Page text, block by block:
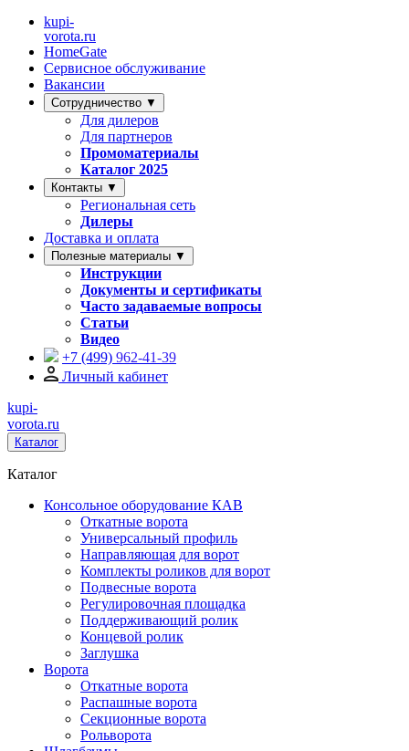
kupi-
vorota.ru
HomeGate
Сервисное обслуживание
Вакансии
Сотрудничество ▼
Для дилеров
Для партнеров
Промоматериалы
Каталог 2025
Контакты ▼
Региональная сеть
Дилеры
Доставка и оплата
Полезные материалы ▼
Инструкции
Документы и сертификаты
Часто задаваемые вопросы
Статьи
Видео
+7 (499) 962-41-39
Личный кабинет
kupi-
vorota.ru
Каталог
Каталог
Консольное оборудование КАВ
Откатные ворота
Универсальный профиль
Направляющая для ворот
Комплекты роликов для ворот
Подвесные ворота
Регулировочная площадка
Поддерживающий ролик
Концевой ролик
Заглушка
Ворота
Откатные ворота
Распашные ворота
Секционные ворота
Рольворота